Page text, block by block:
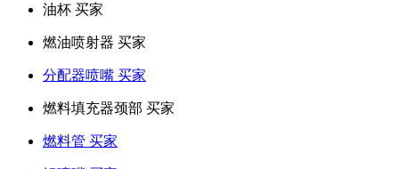
油杯 买家
燃油喷射器 买家
分配器喷嘴 买家
燃料填充器颈部 买家
燃料管 买家